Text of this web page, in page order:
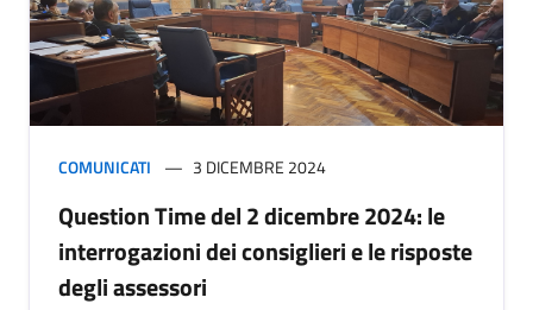
COMUNICATI 3 DICEMBRE 2024
Question Time del 2 dicembre 2024: le
interrogazioni dei consiglieri e le risposte
degli assessori